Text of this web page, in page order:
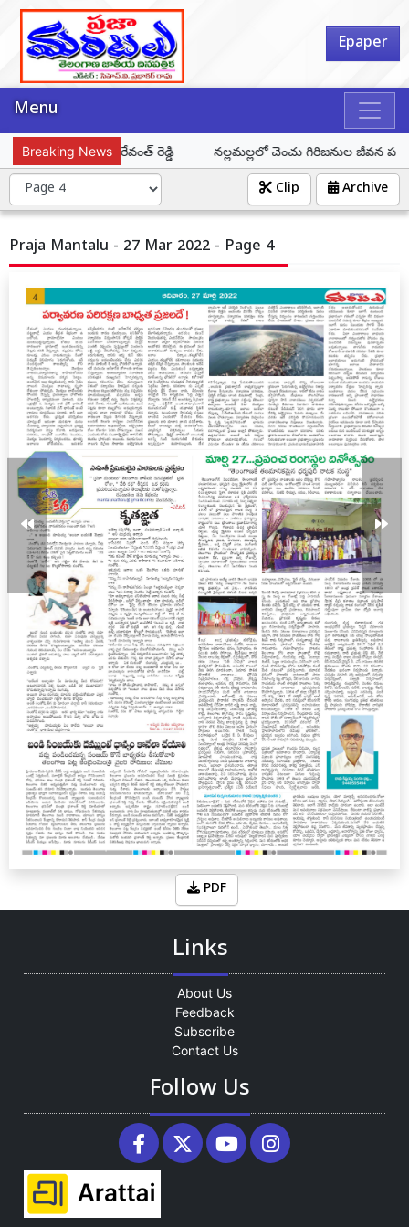
Epaper
Menu
Breaking News
ఇప్పించాలి: సీఎం రేవంత్ రెడ్డి నల్లమల్లలో చెంచు గిరిజనుల జీవన
Archive
Clip
Praja Mantalu - 27 Mar 2022 - Page 4
PDF
Links
About Us
Feedback
Subscribe
Contact Us
Follow Us